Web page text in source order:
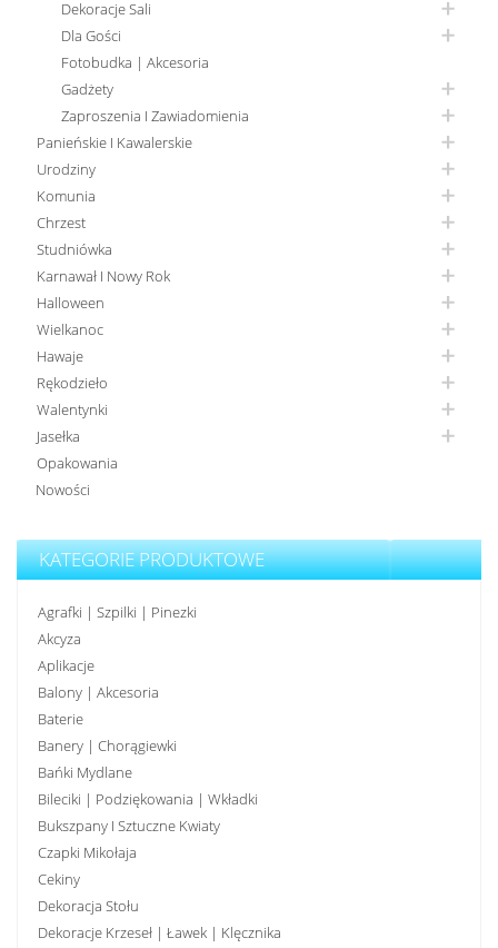
Dekoracje Sali
Dla Gości
Fotobudka | Akcesoria
Gadżety
Zaproszenia I Zawiadomienia
Panieńskie I Kawalerskie
Urodziny
Komunia
Chrzest
Studniówka
Karnawał I Nowy Rok
Halloween
Wielkanoc
Hawaje
Rękodzieło
Walentynki
Jasełka
Opakowania
Nowości
KATEGORIE PRODUKTOWE
Agrafki | Szpilki | Pinezki
Akcyza
Aplikacje
Balony | Akcesoria
Baterie
Banery | Chorągiewki
Bańki Mydlane
Bileciki | Podziękowania | Wkładki
Bukszpany I Sztuczne Kwiaty
Czapki Mikołaja
Cekiny
Dekoracja Stołu
Dekoracje Krzeseł | Ławek | Klęcznika